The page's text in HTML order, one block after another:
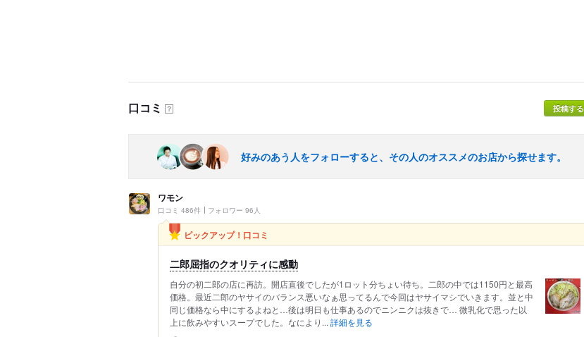
口コミ ？ 投稿する
好みのあう人をフォローすると、その人のオススメのお店から探せます。
ワモン
口コミ 486件 フォロワー 96人
ピックアップ！口コミ
二郎屈指のクオリティに感動
自分の初二郎の店に再訪。開店直後でしたが1ロット分ちょい待ち。二郎の中では1150円と最高
価格。最近二郎のヤサイのバランス悪いなぁ思ってるんで今回はヤサイマシでいきます。並と中
同じ価格なら中にするよねと…後は明日も仕事あるのでニンニクは抜きで… 微乳化で思った以
上に飲みやすいスープでした。なにより... 詳細を見る